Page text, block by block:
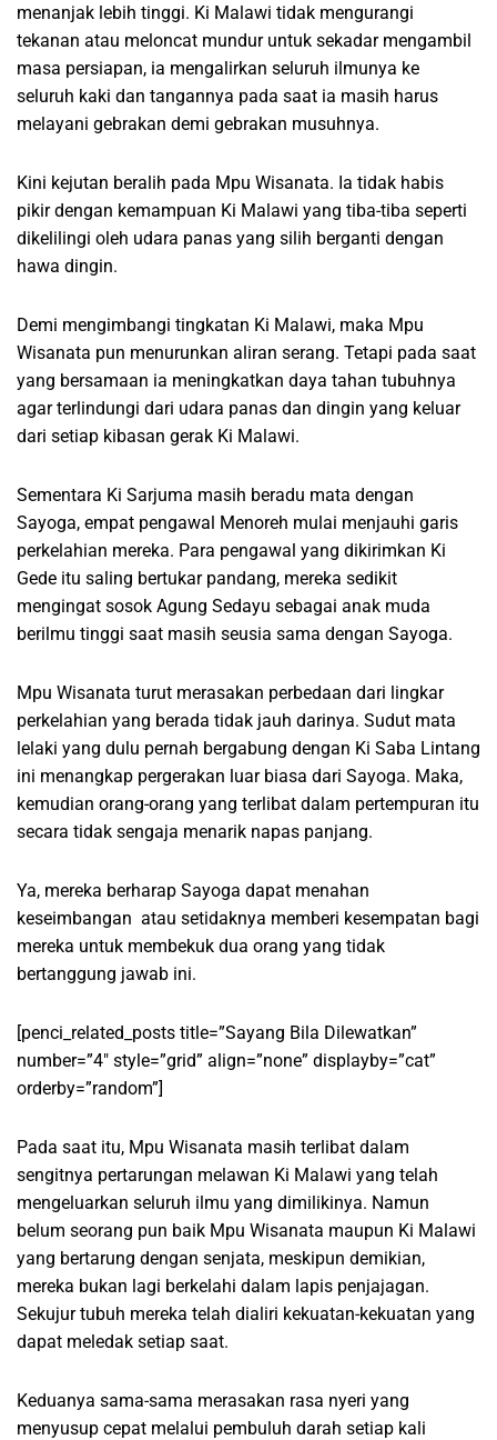
menanjak lebih tinggi. Ki Malawi tidak mengurangi
tekanan atau meloncat mundur untuk sekadar mengambil
masa persiapan, ia mengalirkan seluruh ilmunya ke
seluruh kaki dan tangannya pada saat ia masih harus
melayani gebrakan demi gebrakan musuhnya.
Kini kejutan beralih pada Mpu Wisanata. Ia tidak habis
pikir dengan kemampuan Ki Malawi yang tiba-tiba seperti
dikelilingi oleh udara panas yang silih berganti dengan
hawa dingin.
Demi mengimbangi tingkatan Ki Malawi, maka Mpu
Wisanata pun menurunkan aliran serang. Tetapi pada saat
yang bersamaan ia meningkatkan daya tahan tubuhnya
agar terlindungi dari udara panas dan dingin yang keluar
dari setiap kibasan gerak Ki Malawi.
Sementara Ki Sarjuma masih beradu mata dengan
Sayoga, empat pengawal Menoreh mulai menjauhi garis
perkelahian mereka. Para pengawal yang dikirimkan Ki
Gede itu saling bertukar pandang, mereka sedikit
mengingat sosok Agung Sedayu sebagai anak muda
berilmu tinggi saat masih seusia sama dengan Sayoga.
Mpu Wisanata turut merasakan perbedaan dari lingkar
perkelahian yang berada tidak jauh darinya. Sudut mata
lelaki yang dulu pernah bergabung dengan Ki Saba Lintang
ini menangkap pergerakan luar biasa dari Sayoga. Maka,
kemudian orang-orang yang terlibat dalam pertempuran itu
secara tidak sengaja menarik napas panjang.
Ya, mereka berharap Sayoga dapat menahan
keseimbangan atau setidaknya memberi kesempatan bagi
mereka untuk membekuk dua orang yang tidak
bertanggung jawab ini.
[penci_related_posts title=”Sayang Bila Dilewatkan”
number=”4″ style=”grid” align=”none” displayby=”cat”
orderby=”random”]
Pada saat itu, Mpu Wisanata masih terlibat dalam
sengitnya pertarungan melawan Ki Malawi yang telah
mengeluarkan seluruh ilmu yang dimilikinya. Namun
belum seorang pun baik Mpu Wisanata maupun Ki Malawi
yang bertarung dengan senjata, meskipun demikian,
mereka bukan lagi berkelahi dalam lapis penjajagan.
Sekujur tubuh mereka telah dialiri kekuatan-kekuatan yang
dapat meledak setiap saat.
Keduanya sama-sama merasakan rasa nyeri yang
menyusup cepat melalui pembuluh darah setiap kali